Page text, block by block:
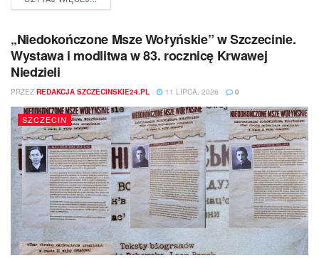
„Niedokończone Msze Wołyńskie” w Szczecinie.
Wystawa i modlitwa w 83. rocznicę Krwawej
Niedzieli
PRZEZ REDAKCJA SZCZECINSKIE24.PL 11 LIPCA, 2026 0
SZCZECIN